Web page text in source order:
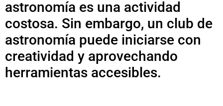
astronomía es una actividad
costosa. Sin embargo, un club de
astronomía puede iniciarse con
creatividad y aprovechando
herramientas accesibles.